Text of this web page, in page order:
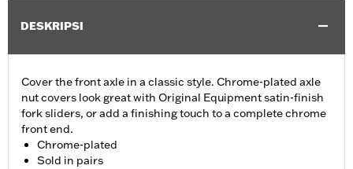
DESKRIPSI
Cover the front axle in a classic style. Chrome-plated axle
nut covers look great with Original Equipment satin-finish
fork sliders, or add a finishing touch to a complete chrome
front end.
Chrome-plated
Sold in pairs